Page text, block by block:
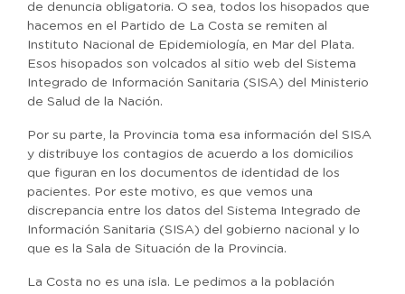
de denuncia obligatoria. O sea, todos los hisopados que
hacemos en el Partido de La Costa se remiten al
Instituto Nacional de Epidemiología, en Mar del Plata.
Esos hisopados son volcados al sitio web del Sistema
Integrado de Información Sanitaria (SISA) del Ministerio
de Salud de la Nación.
Por su parte, la Provincia toma esa información del SISA
y distribuye los contagios de acuerdo a los domicilios
que figuran en los documentos de identidad de los
pacientes. Por este motivo, es que vemos una
discrepancia entre los datos del Sistema Integrado de
Información Sanitaria (SISA) del gobierno nacional y lo
que es la Sala de Situación de la Provincia.
La Costa no es una isla. Le pedimos a la población